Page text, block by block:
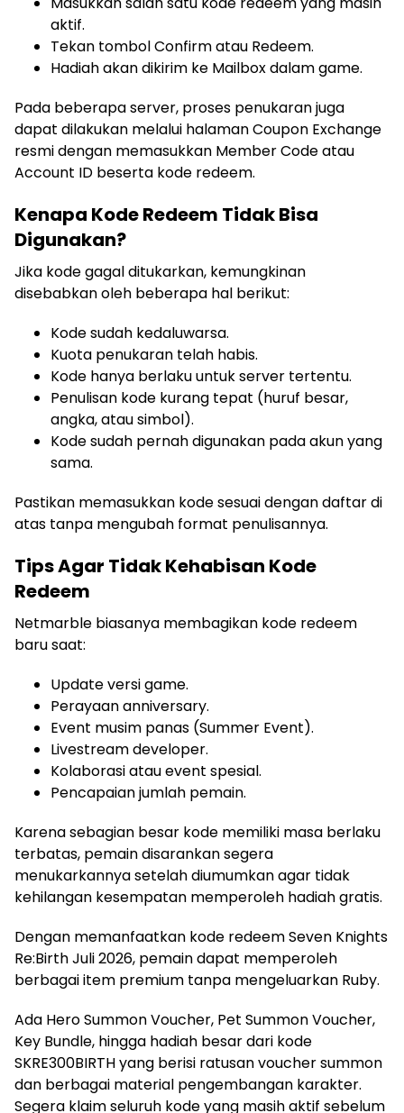
aktif.
Tekan tombol Confirm atau Redeem.
Hadiah akan dikirim ke Mailbox dalam game.
Pada beberapa server, proses penukaran juga
dapat dilakukan melalui halaman Coupon Exchange
resmi dengan memasukkan Member Code atau
Account ID beserta kode redeem.
Kenapa Kode Redeem Tidak Bisa
Digunakan?
Jika kode gagal ditukarkan, kemungkinan
disebabkan oleh beberapa hal berikut:
Kode sudah kedaluwarsa.
Kuota penukaran telah habis.
Kode hanya berlaku untuk server tertentu.
Penulisan kode kurang tepat (huruf besar,
angka, atau simbol).
Kode sudah pernah digunakan pada akun yang
sama.
Pastikan memasukkan kode sesuai dengan daftar di
atas tanpa mengubah format penulisannya.
Tips Agar Tidak Kehabisan Kode
Redeem
Netmarble biasanya membagikan kode redeem
baru saat:
Update versi game.
Perayaan anniversary.
Event musim panas (Summer Event).
Livestream developer.
Kolaborasi atau event spesial.
Pencapaian jumlah pemain.
Karena sebagian besar kode memiliki masa berlaku
terbatas, pemain disarankan segera
menukarkannya setelah diumumkan agar tidak
kehilangan kesempatan memperoleh hadiah gratis.
Dengan memanfaatkan kode redeem Seven Knights
Re:Birth Juli 2026, pemain dapat memperoleh
berbagai item premium tanpa mengeluarkan Ruby.
Ada Hero Summon Voucher, Pet Summon Voucher,
Key Bundle, hingga hadiah besar dari kode
SKRE300BIRTH yang berisi ratusan voucher summon
dan berbagai material pengembangan karakter.
Segera klaim seluruh kode yang masih aktif sebelum